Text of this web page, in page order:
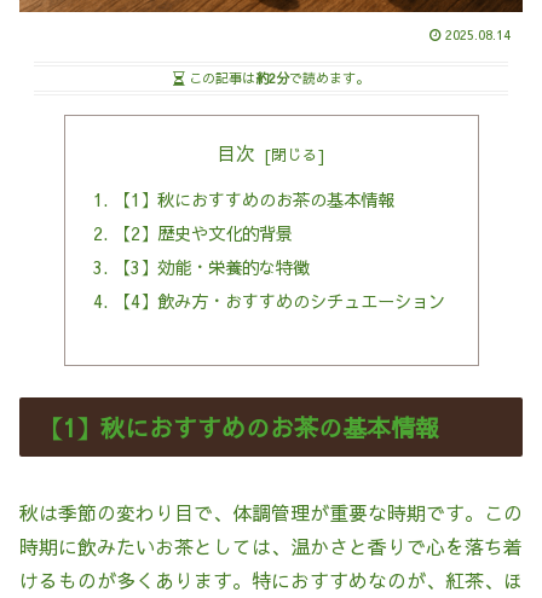
2025.08.14
この記事は約2分で読めます。
目次
【1】秋におすすめのお茶の基本情報
【2】歴史や文化的背景
【3】効能・栄養的な特徴
【4】飲み方・おすすめのシチュエーション
【1】秋におすすめのお茶の基本情報
秋は季節の変わり目で、体調管理が重要な時期です。この
時期に飲みたいお茶としては、温かさと香りで心を落ち着
けるものが多くあります。特におすすめなのが、紅茶、ほ